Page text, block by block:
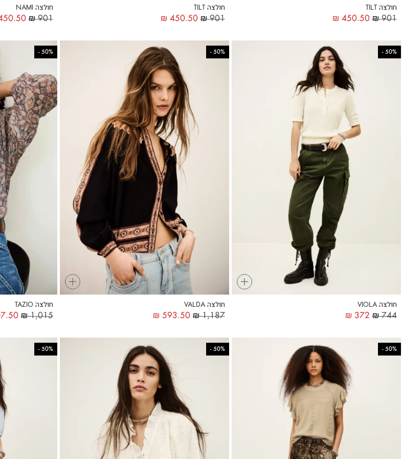
חולצה TILT
₪901
₪ 450.50
חולצה TILT
₪901
₪ 450.50
חולצה NAMI
₪901
+
50%
-
חולצה VIOLA
₪744
₪ 372
+
50%
-
חולצה VALDA
₪1,187
₪ 593.50
50%
-
חולצה TAZIO
₪1,015
50%
-
50%
-
50%
-